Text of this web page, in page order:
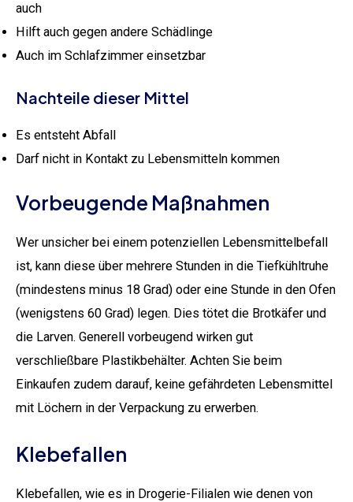
auch
Hilft auch gegen andere Schädlinge
Auch im Schlafzimmer einsetzbar
Nachteile dieser Mittel
Es entsteht Abfall
Darf nicht in Kontakt zu Lebensmitteln kommen
Vorbeugende Maßnahmen
Wer unsicher bei einem potenziellen Lebensmittelbefall
ist, kann diese über mehrere Stunden in die Tiefkühltruhe
(mindestens minus 18 Grad) oder eine Stunde in den Ofen
(wenigstens 60 Grad) legen. Dies tötet die Brotkäfer und
die Larven. Generell vorbeugend wirken gut
verschließbare Plastikbehälter. Achten Sie beim
Einkaufen zudem darauf, keine gefährdeten Lebensmittel
mit Löchern in der Verpackung zu erwerben.
Klebefallen
Klebefallen, wie es in Drogerie-Filialen wie denen von